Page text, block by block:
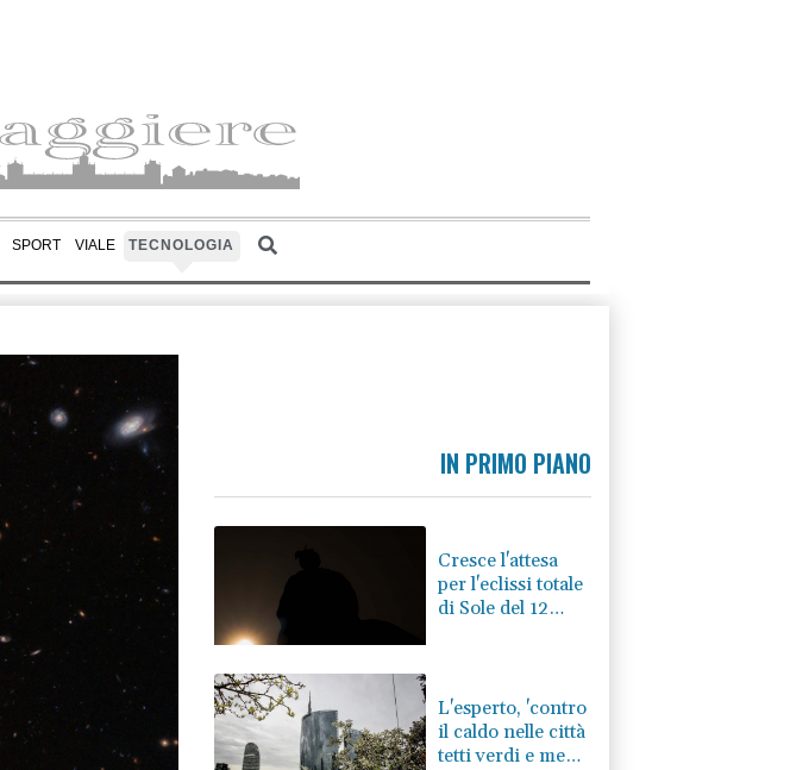
SPORT VIALE TECNOLOGIA
IN PRIMO PIANO
Cresce l'attesa
per l'eclissi totale
di Sole del 12
L'esperto, 'contro
il caldo nelle città
tetti verdi e meno